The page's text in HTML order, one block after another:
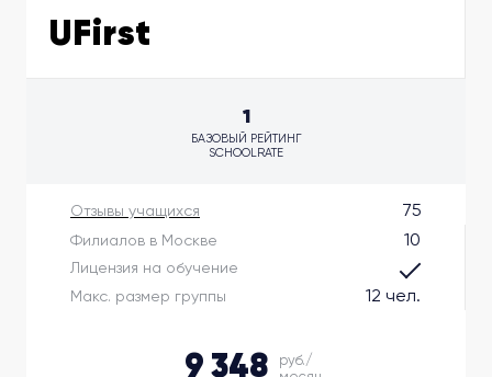
UFirst
Отзывы учащихся 75
Филиалов в Москве 10
Макс. размер группы 12 чел.
Лицензия на обучение
1
БАЗОВЫЙ РЕЙТИНГ
SCHOOLRATE
9 348
руб./